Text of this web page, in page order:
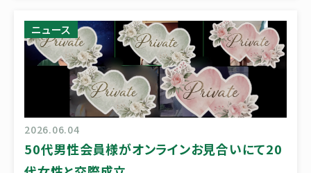
ニュース
2026.06.04
50代男性会員様がオンラインお見合いにて20